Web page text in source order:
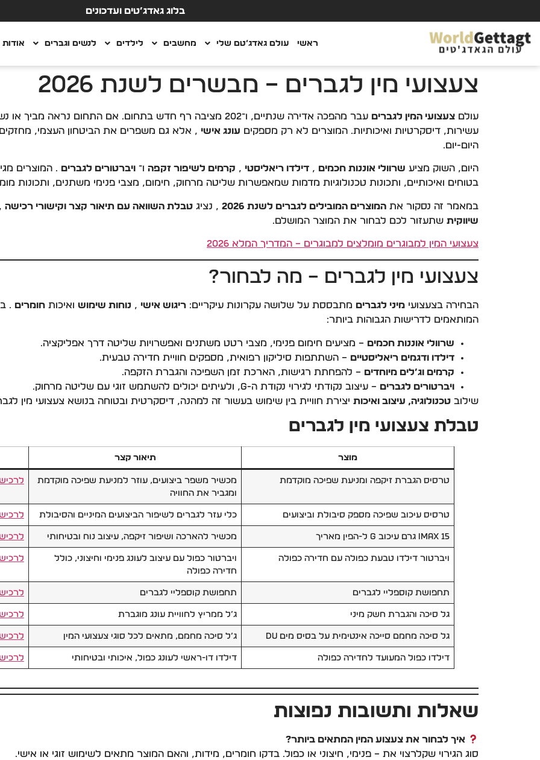
בלוג גאדג’טים ועדכונים
ראשי עולם גאדג’טם שלי מחשבים לילדים לנשים וגברים אודות
צעצועי מין לגברים – מבשרים לשנת 2026
עולם צעצועי המין לגברים
עבר מהפכה אדירה שנתיים, ו־202 מציבה רף חדש בתחום. אם התחום
עשירות, דיסקרטיות ואיכותיות. המוצרים לא רק מספקים עונג אישי , אלא גם משפרים את הביטחון העצמי,
היום-יום.
היום, השוק מציע שרוולי אוננות חכמים , דילדו ריאליסטי , קרמים לשיפור זקפה ו־ ויברטורים לגברים . המוצרים
בטוחים ואיכותיים, ותכונות טכנולוגיות מדמות שמאפשרות שליטה מרחוק, חימום, מצבי פנימי משתנים, ותכונות
במאמר זה נסקור את המוצרים המובילים לגברים לשנת 2026 , נציג טבלת השוואה עם תיאור קצר וקישורי רכישה
שיווקית שתעזור לכם לבחור את המוצר המושלם.
צעצועי המין למבוגרים מומלצים למבוגרים – המדריך המלא 2026
צעצועי מין לגברים – מה לבחור?
הבחירה בצעצועי מיני לגברים מתבססת על שלושה עקרונות עיקריים: ריגוש אישי , נוחות שימוש ואיכות חומרים
המותאמים לדרישות הגבוהות ביותר:
שרוולי אוננות חכמים – מציעים חימום פנימי, מצבי רטט משתנים ואפשרויות שליטה דרך אפליקציה.
דילדו ודגמים ריאליסטיים – השתתפות סיליקון רפואית, מספקים חוויית חדירה טבעית.
קרמים וג’לים מיוחדים – להפחתת רגישות, הארכת זמן השפיכה והגברת הזקפה.
ויברטורים לגברים – עיצוב נקודתי לגירוי נקודת ה-G, ולעיתים יכולים להשתמש זוגי עם שליטה מרחוק.
שילוב טכנולוגיה, עיצוב ואיכות יצירת חוויית בין שימוש בעשור זה למהנה, דיסקרטית ובטוחה בנושא צעצועי מין
טבלת צעצועי מין לגברים
מוצר תיאור קצר
טרסיס הגברת זיקפה ומניעת שפיכה מוקדמת
מכשיר משפר ביצועים, עוזר למניעת שפיכה מוקדמת
ומגביר את החוויה
טרסיס עיכוב שפיכה מספק סיבולת וביצועים כלי עזר לגברים לשיפור הביצועים המיניים והסיבולת
IMAX 15 גרם עיכוב G ל-הפין מאריך מכשיר להארכה ושיפור זיקפה, עיצוב נוח ובטיחותי לרכי
ויברטור דילדו טבעת כפולה עם חדירה כפולה
ויברטור כפול עם עיצוב לעונג פנימי וחיצוני, כולל
חדירה כפולה
תחפושת קוספליי לגברים תחפושת קוספליי לגברים
גל סיכה והגברת חשק מיני ג’ל ממריץ לחוויית עונג מוגברת
גל סיכה מחמם סייכה אינטימית על בסיס מים DU ג’ל סיכה מחמם, מתאים לכל סוגי צעצועי המין
דילדו כפול המעועד לחדירה כפולה דילדו דו-ראשי לעונג כפול, איכותי ובטיחותי
שאלות ותשובות נפוצות
איך לבחור את צעצוע המין המתאים ביותר?
סוג הגירוי שקלרצוי את – פנימי, חיצוני או כפול. בדקו חומרים, מידות, והאם המוצר מתאים לשימוש זוגי או אישי.